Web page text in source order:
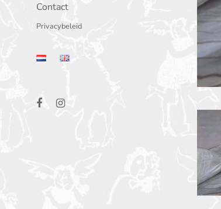
Contact
Privacybeleid